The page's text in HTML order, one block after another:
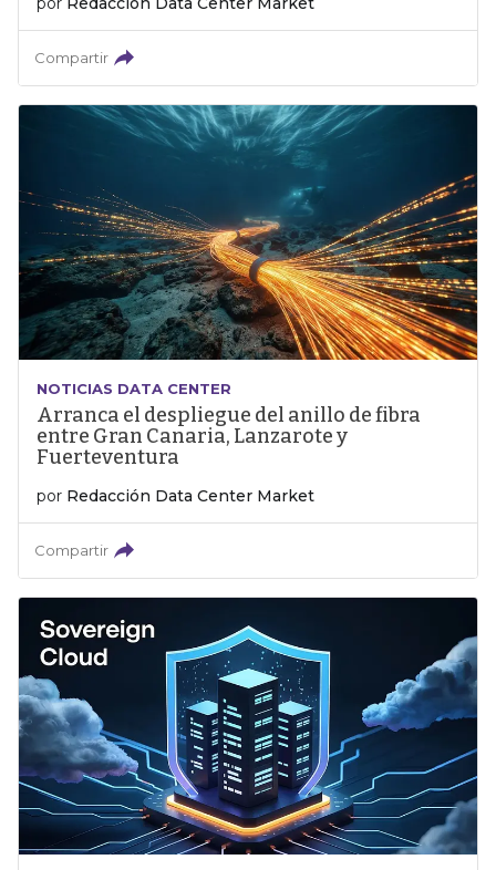
Compartir
NOTICIAS DATA CENTER
Arranca el despliegue del anillo de fibra
entre Gran Canaria, Lanzarote y
Fuerteventura
por Redacción Data Center Market
Compartir